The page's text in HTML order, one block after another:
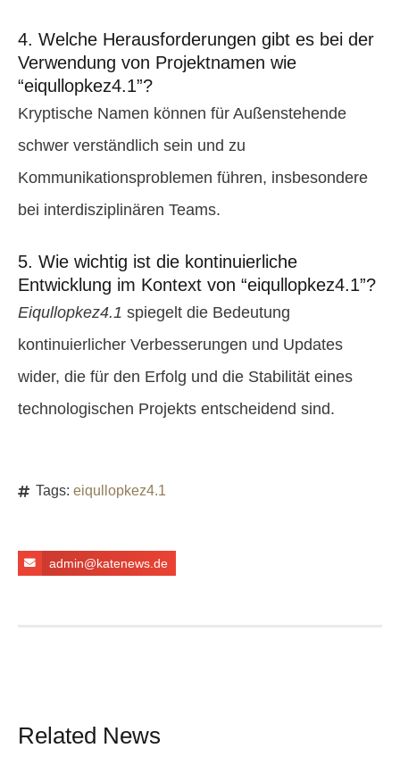
4. Welche Herausforderungen gibt es bei der
Verwendung von Projektnamen wie
“eiqullopkez4.1”?
Kryptische Namen können für Außenstehende
schwer verständlich sein und zu
Kommunikationsproblemen führen, insbesondere
bei interdisziplinären Teams.
5. Wie wichtig ist die kontinuierliche
Entwicklung im Kontext von “eiqullopkez4.1”?
Eiqullopkez4.1 spiegelt die Bedeutung
kontinuierlicher Verbesserungen und Updates
wider, die für den Erfolg und die Stabilität eines
technologischen Projekts entscheidend sind.
Tags: eiqullopkez4.1
admin@katenews.de
Related News